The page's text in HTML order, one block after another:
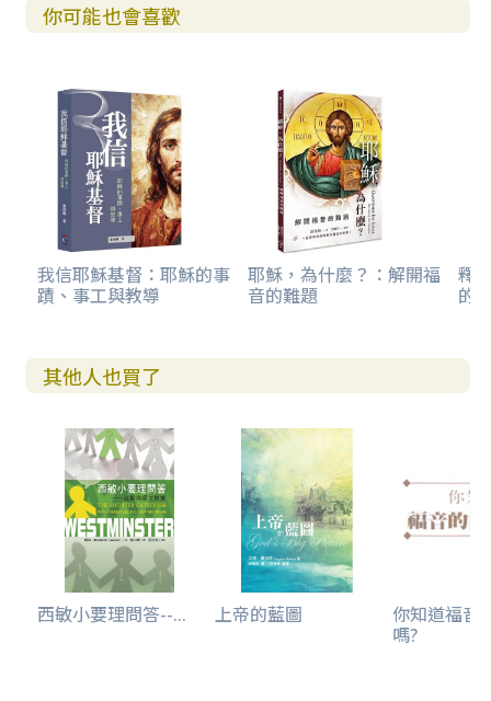
你可能也會喜歡
我信耶穌基督：耶穌的事
蹟、事工與教導
耶穌，為什麼？：解開福
音的難題
釋
的
其他人也買了
西敏小要理問答--... 上帝的藍圖 你知道福音
嗎?